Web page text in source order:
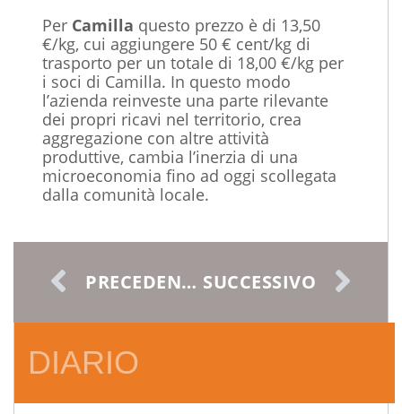
DIARIO
Per Camilla questo prezzo è di 13,50
€/kg, cui aggiungere 50 € cent/kg di
trasporto per un totale di 18,00 €/kg per
i soci di Camilla. In questo modo
l’azienda reinveste una parte rilevante
dei propri ricavi nel territorio, crea
aggregazione con altre attività
produttive, cambia l’inerzia di una
microeconomia fino ad oggi scollegata
dalla comunità locale.
PRECEDENTE SUCCESSIVO